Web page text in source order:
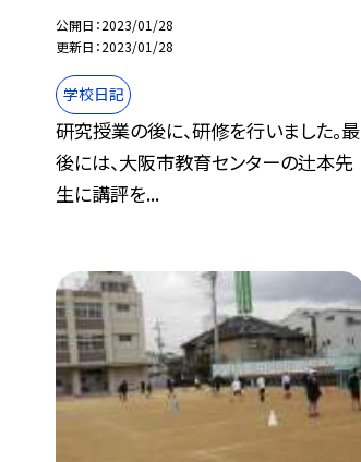
公開日 2023/01/28
更新日 2023/01/28
学校日記
研究授業の後に、研修を行いました。最
後には、大阪市教育センターの辻本先
生に講評を...